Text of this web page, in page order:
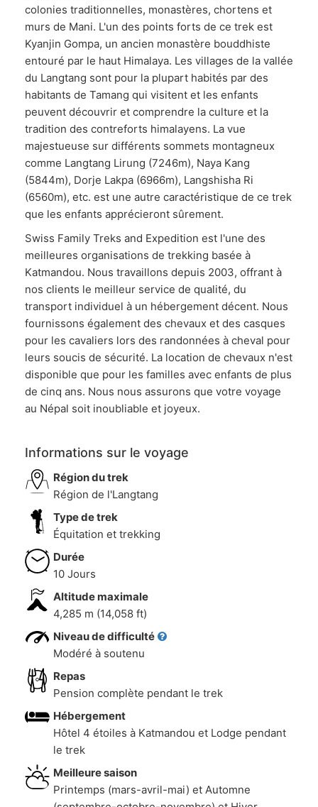
colonies traditionnelles, monastères, chortens et
murs de Mani. L'un des points forts de ce trek est
Kyanjin Gompa, un ancien monastère bouddhiste
entouré par le haut Himalaya. Les villages de la vallée
du Langtang sont pour la plupart habités par des
habitants de Tamang qui visitent et les enfants
peuvent découvrir et comprendre la culture et la
tradition des contreforts himalayens. La vue
majestueuse sur différents sommets montagneux
comme Langtang Lirung (7246m), Naya Kang
(5844m), Dorje Lakpa (6966m), Langshisha Ri
(6560m), etc. est une autre caractéristique de ce trek
que les enfants apprécieront sûrement.
Swiss Family Treks and Expedition est l'une des
meilleures organisations de trekking basée à
Katmandou. Nous travaillons depuis 2003, offrant à
nos clients le meilleur service de qualité, du
transport individuel à un hébergement décent. Nous
fournissons également des chevaux et des casques
pour les cavaliers lors des randonnées à cheval pour
leurs soucis de sécurité. La location de chevaux n'est
disponible que pour les familles avec enfants de plus
de cinq ans. Nous nous assurons que votre voyage
au Népal soit inoubliable et joyeux.
Informations sur le voyage
Région du trek
Région de l'Langtang
Type de trek
Équitation et trekking
Durée
10 Jours
Altitude maximale
4,285 m (14,058 ft)
Niveau de difficulté
Modéré à soutenu
Repas
Pension complète pendant le trek
Hébergement
Hôtel 4 étoiles à Katmandou et Lodge pendant
le trek
Meilleure saison
Printemps (mars-avril-mai) et Automne